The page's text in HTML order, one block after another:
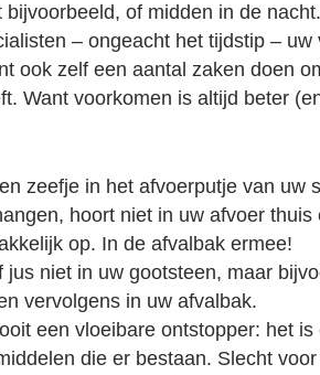
bijvoorbeeld, of midden in de
– ongeacht het tijdstip –
ook zelf een aantal zaken doen
Want voorkomen is altijd beter
zeefje in het afvoerputje van uw
hoort niet in uw afvoer thuis
op. In de afvalbak ermee!
jus niet in uw gootsteen, maar
vervolgens in uw afvalbak.
een vloeibare ontstopper: het
die er bestaan. Slecht